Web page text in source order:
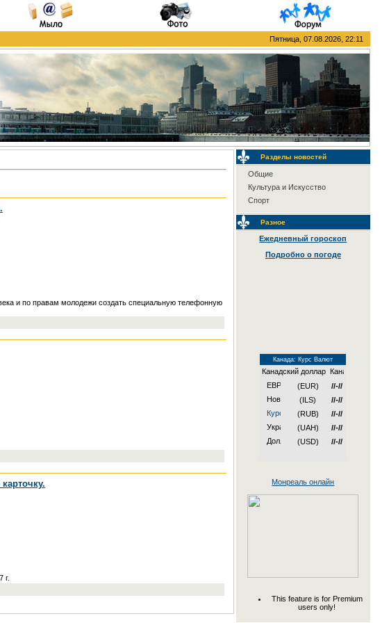
Пятница, 07.08.2026, 22:11
и по правам молодежи создать специальную телефонную
г.
Разделы новостей
Общие
Культура и Искусство
Спорт
Разное
Ежедневный гороскоп
Подробно о погоде
Канада: Курс Валют
Канадский доллар
(EUR)
//-//
(ILS)
//-//
(RUB)
//-//
(UAH)
//-//
(USD)
//-//
Монреаль онлайн
This feature is for Premium
users only!